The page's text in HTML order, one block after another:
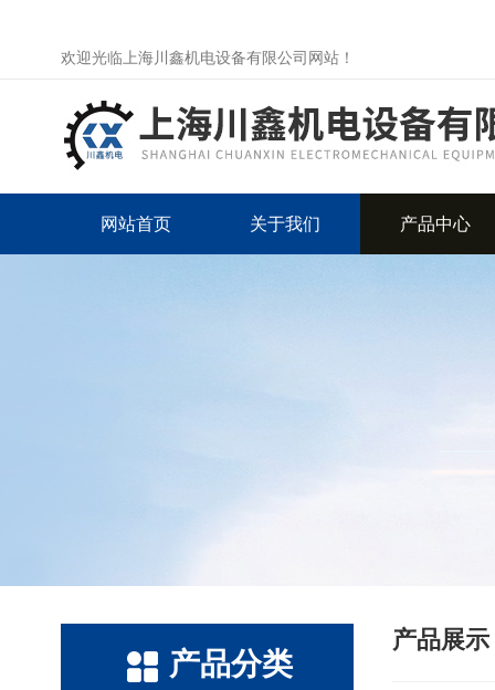
欢迎光临上海川鑫机电设备有限公司网站！
网站首页 关于我们 产品中心
产品分类
产品展示